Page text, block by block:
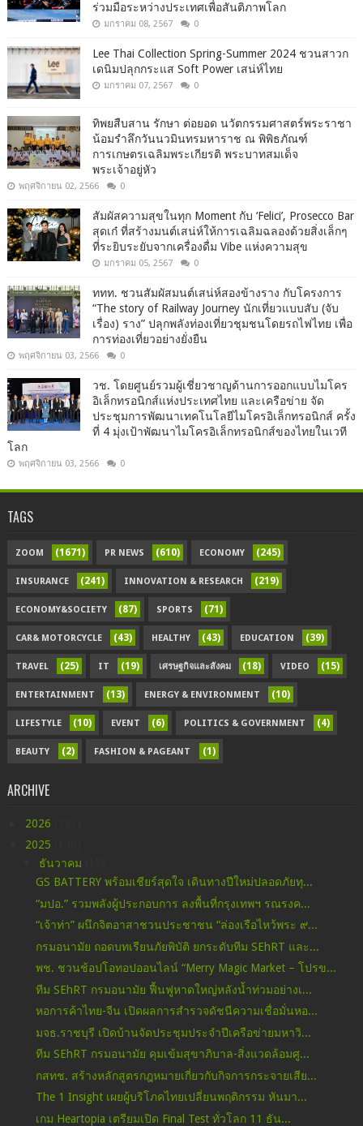
ร่วมมือระหว่างประเทศเพื่อสันติภาพโลก
มกราคม 08, 2567 0
Lee Thai Collection Spring-Summer 2024 ชวนสาวก
เดนิมปลุกกระแส Soft Power เสน่ห์ไทย
มกราคม 07, 2567 0
ทิพยสืบสาน รักษา ต่อยอด นวัตกรรมศาสตร์พระราชา
น้อมรำลึกวันนวมินทรมหาราช ณ พิพิธภัณฑ์
การเกษตรเฉลิมพระเกียรติ พระบาทสมเด็จ
พระเจ้าอยู่หัว
พฤศจิกายน 02, 2566 0
สัมผัสความสุขในทุก Moment กับ ‘Felici’, Prosecco Bar
สุดเก๋ ที่สร้างมนต์เสน่ห์ให้การเฉลิมฉลองด้วยสิ่งเล็กๆ
ที่ระยิบระยับจากเครื่องดื่ม Vibe แห่งความสุข
มกราคม 05, 2567 0
ททท. ชวนสัมผัสมนต์เสน่ห์สองข้างราง กับโครงการ
“The story of Railway Journey นักเที่ยวแบบสับ (จับ
เรื่อง) ราง” ปลุกพลังท่องเที่ยวชุมชนโดยรถไฟไทย เพื่อ
การท่องเที่ยวอย่างยั่งยืน
พฤศจิกายน 03, 2566 0
วช. โดยศูนย์รวมผู้เชี่ยวชาญด้านการออกแบบไมโคร
อิเล็กทรอนิกส์แห่งประเทศไทย และเครือข่าย จัด
ประชุมการพัฒนาเทคโนโลยีไมโครอิเล็กทรอนิกส์ ครั้ง
ที่ 4 มุ่งเป้าพัฒนาไมโครอิเล็กทรอนิกส์ของไทยในเวที
โลก
พฤศจิกายน 03, 2566 0
TAGS
ZOOM (1671) PR NEWS (610) ECONOMY (245)
INSURANCE (241) INNOVATION & RESEARCH (219)
ECONOMY&SOCIETY (87) SPORTS (71)
CAR& MOTORCYCLE (43) HEALTHY (43) EDUCATION (39)
TRAVEL (25) IT (19) เศรษฐกิจและสังคม (18) VIDEO (15)
ENTERTAINMENT (13) ENERGY & ENVIRONMENT (10)
LIFESTYLE (10) EVENT (6) POLITICS & GOVERNMENT (4)
BEAUTY (2) FASHION & PAGEANT (1)
ARCHIVE
2026
2025
ธันวาคม
GS BATTERY พร้อมเชียร์สุดใจ เดินทางปีใหม่ปลอดภัยทุ...
“มปอ.” รวมพลังผู้ประกอบการ ลงพื้นที่กรุงเทพฯ รณรงค...
“เจ้าท่า” ผนึกจิตอาสาชวนประชาชน “ล่องเรือไหว้พระ ๙...
กรมอนามัย ถอดบทเรียนภัยพิบัติ ยกระดับทีม SEhRT และ...
พช. ชวนช้อปโอทอปออนไลน์ “Merry Magic Market – โปรข...
ทีม SEhRT กรมอนามัย ฟื้นฟูหาดใหญ่หลังน้ำท่วมอย่างเ...
หอการค้าไทย-จีน เปิดผลการสำรวจดัชนีความเชื่อมั่นหอ...
มจธ.ราชบุรี เปิดบ้านจัดประชุมประจำปีเครือข่ายมหาวิ...
ทีม SEhRT กรมอนามัย คุมเข้มสุขาภิบาล-สิ่งแวดล้อมศู...
กสทช. สร้างหลักสูตรกฎหมายเกี่ยวกับกิจการกระจายเสีย...
The 1 Insight เผยผู้บริโภคไทยเปลี่ยนพฤติกรรม หันมา...
เกม Heartopia เตรียมเปิด Final Test ทั่วโลก 11 ธัน...